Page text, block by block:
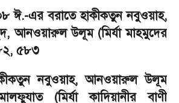
ঈ.-এর বরাতে হাকীকতুন নবুওয়াহ,
,আনওয়ারুল উলূম (মির্যা মাহমুদের
, ৫৮৩
নবুওয়াহ,আনওয়ারুল উলূম
(মির্যা কাদিয়ানীর বাণী